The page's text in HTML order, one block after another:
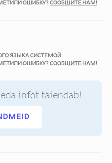
ОШИБКУ? СООБЩИТЕ НАМ!
ЯЗЫКА СИСТЕМОЙ
ОШИБКУ? СООБЩИТЕ НАМ!
infot täiendab!